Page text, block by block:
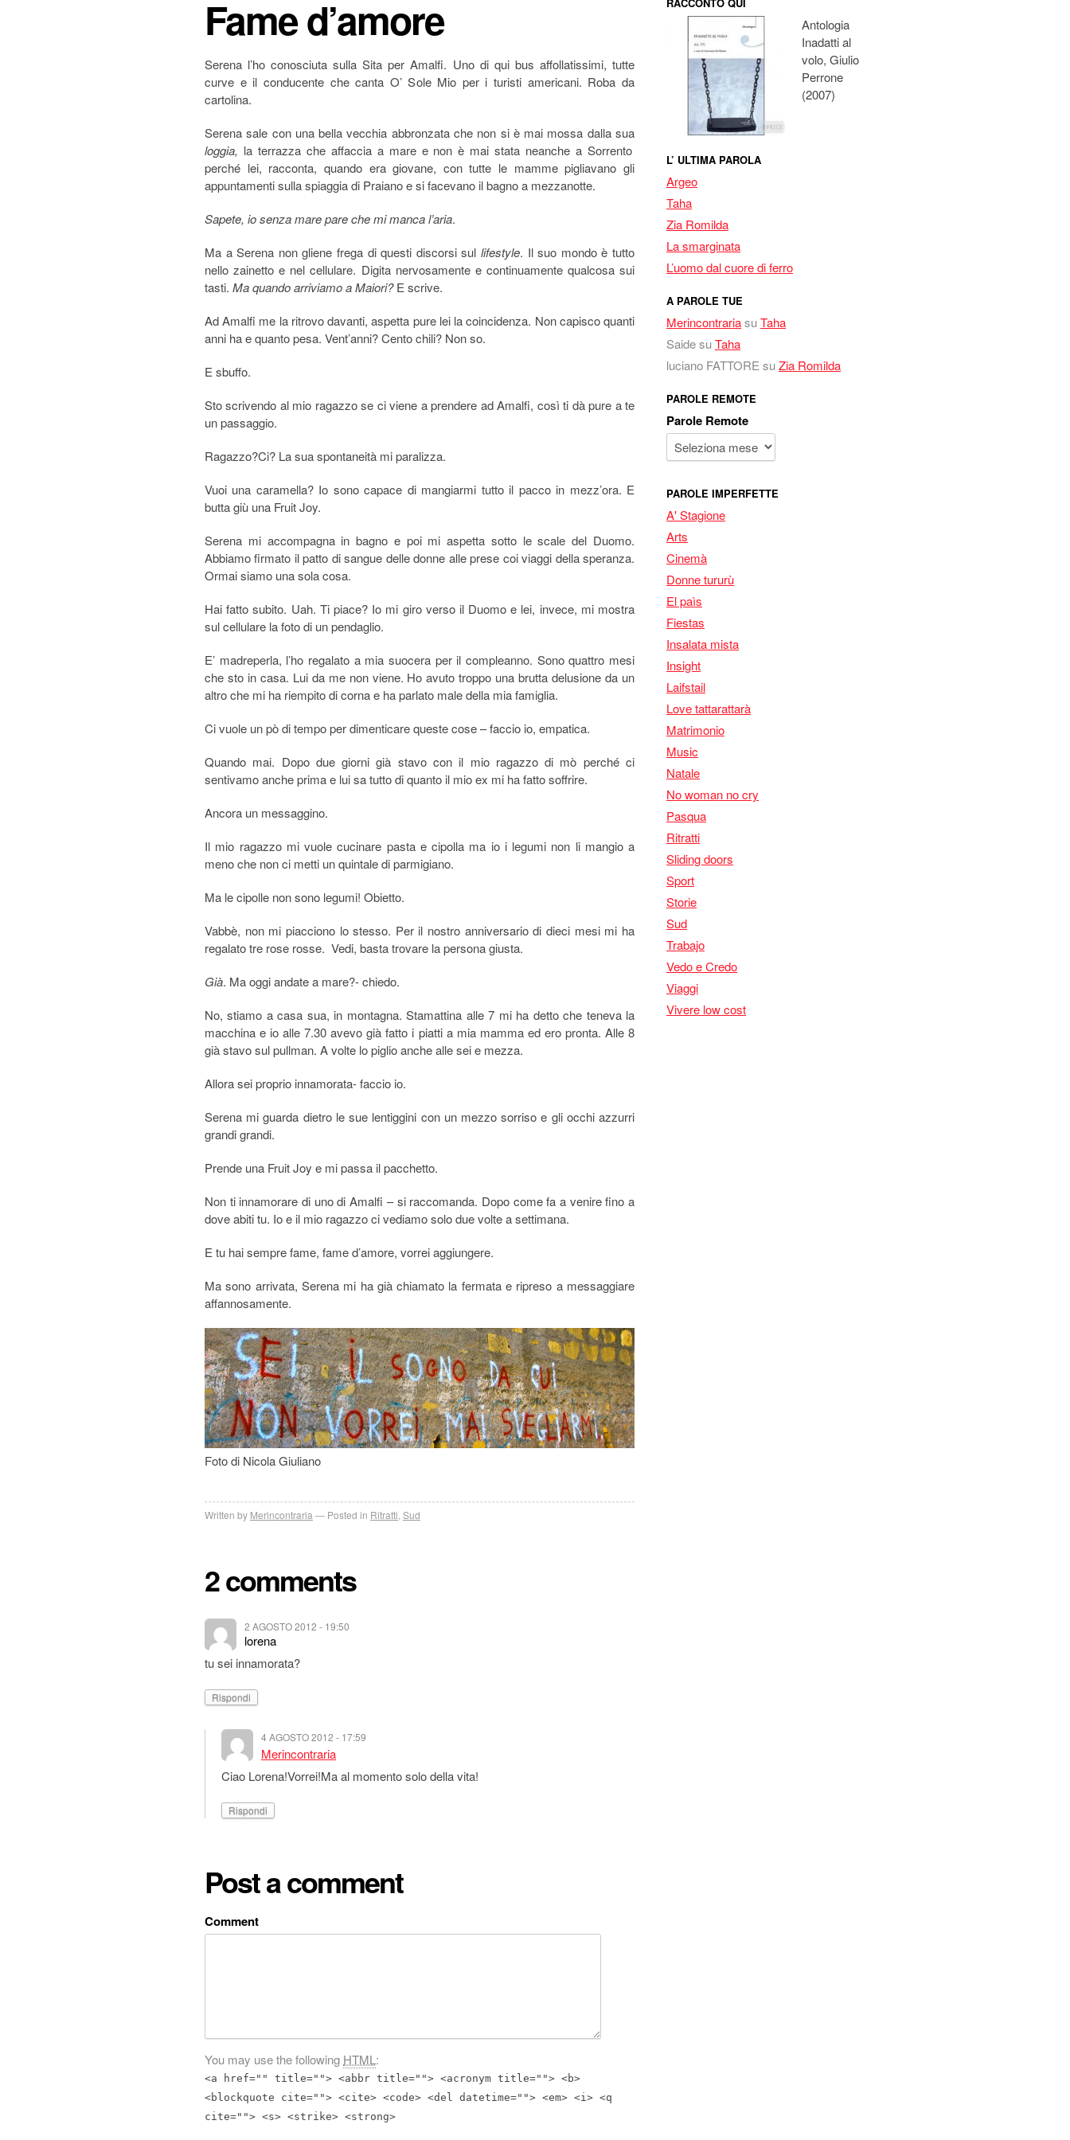
Fame d’amore
Serena l’ho conosciuta sulla Sita per Amalfi. Uno di qui bus affollatissimi, tutte
curve e il conducente che canta O’ Sole Mio per i turisti americani. Roba da
cartolina.
Serena sale con una bella vecchia abbronzata che non si è mai mossa dalla sua
loggia, la terrazza che affaccia a mare e non è mai stata neanche a Sorrento
perché lei, racconta, quando era giovane, con tutte le mamme pigliavano gli
appuntamenti sulla spiaggia di Praiano e si facevano il bagno a mezzanotte.
Sapete, io senza mare pare che mi manca l’aria.
Ma a Serena non gliene frega di questi discorsi sul lifestyle. Il suo mondo è tutto
nello zainetto e nel cellulare. Digita nervosamente e continuamente qualcosa sui
tasti. Ma quando arriviamo a Maiori?E scrive.
Ad Amalfi me la ritrovo davanti, aspetta pure lei la coincidenza. Non capisco quanti
anni ha e quanto pesa. Vent’anni? Cento chili? Non so.
E sbuffo.
Sto scrivendo al mio ragazzo se ci viene a prendere ad Amalfi, così ti dà pure a te
un passaggio.
Ragazzo?Ci? La sua spontaneità mi paralizza.
Vuoi una caramella? Io sono capace di mangiarmi tutto il pacco in mezz’ora. E
butta giù una Fruit Joy.
Serena mi accompagna in bagno e poi mi aspetta sotto le scale del Duomo.
Abbiamo firmato il patto di sangue delle donne alle prese coi viaggi della speranza.
Ormai siamo una sola cosa.
Hai fatto subito. Uah. Ti piace? Io mi giro verso il Duomo e lei, invece, mi mostra
sul cellulare la foto di un pendaglio.
E’ madreperla, l’ho regalato a mia suocera per il compleanno. Sono quattro mesi
che sto in casa. Lui da me non viene. Ho avuto troppo una brutta delusione da un
altro che mi ha riempito di corna e ha parlato male della mia famiglia.
Ci vuole un pò di tempo per dimenticare queste cose – faccio io, empatica.
Quando mai. Dopo due giorni già stavo con il mio ragazzo di mò perché ci
sentivamo anche prima e lui sa tutto di quanto il mio ex mi ha fatto soffrire.
Ancora un messaggino.
Il mio ragazzo mi vuole cucinare pasta e cipolla ma io i legumi non li mangio a
meno che non ci metti un quintale di parmigiano.
Ma le cipolle non sono legumi! Obietto.
Vabbè, non mi piacciono lo stesso. Per il nostro anniversario di dieci mesi mi ha
regalato tre rose rosse. Vedi, basta trovare la persona giusta.
Già. Ma oggi andate a mare?- chiedo.
No, stiamo a casa sua, in montagna. Stamattina alle 7 mi ha detto che teneva la
macchina e io alle 7.30 avevo già fatto i piatti a mia mamma ed ero pronta. Alle 8
già stavo sul pullman. A volte lo piglio anche alle sei e mezza.
Allora sei proprio innamorata- faccio io.
Serena mi guarda dietro le sue lentiggini con un mezzo sorriso e gli occhi azzurri
grandi grandi.
Prende una Fruit Joy e mi passa il pacchetto.
Non ti innamorare di uno di Amalfi – si raccomanda. Dopo come fa a venire fino a
dove abiti tu. Io e il mio ragazzo ci vediamo solo due volte a settimana.
E tu hai sempre fame, fame d’amore, vorrei aggiungere.
Ma sono arrivata, Serena mi ha già chiamato la fermata e ripreso a messaggiare
affannosamente.
Foto di Nicola Giuliano
Written by Merincontraria Posted in Ritratti Sud
2 comments
2 AGOSTO 2012 - 19:50
lorena
tu sei innamorata?
Rispondi
4 AGOSTO 2012 - 17:59
Merincontraria
Ciao Lorena!Vorrei!Ma al momento solo della vita!
Rispondi
Post a comment
Comment
You may use the following HTML:
<a href="" title=""> <abbr title=""> <acronym title=""> <b>
<blockquote cite=""> <cite> <code> <del datetime=""> <em> <i> <q
cite=""> <s> <strike> <strong>
Antologia
Inadatti al
volo, Giulio
Perrone
(2007)
L’ ULTIMA PAROLA
Argeo
Taha
Zia Romilda
La smarginata
L’uomo dal cuore di ferro
A PAROLE TUE
MerincontrariasuTaha
SaidesuTaha
luciano FATTORE suZia Romilda
PAROLE REMOTE
Parole Remote
PAROLE IMPERFETTE
A' Stagione
Arts
Cinemà
Donne tururù
El paìs
Fiestas
Insalata mista
Insight
Laifstail
Love tattarattarà
Matrimonio
Music
Natale
No woman no cry
Pasqua
Ritratti
Sliding doors
Sport
Storie
Sud
Trabajo
Vedo e Credo
Viaggi
Vivere low cost